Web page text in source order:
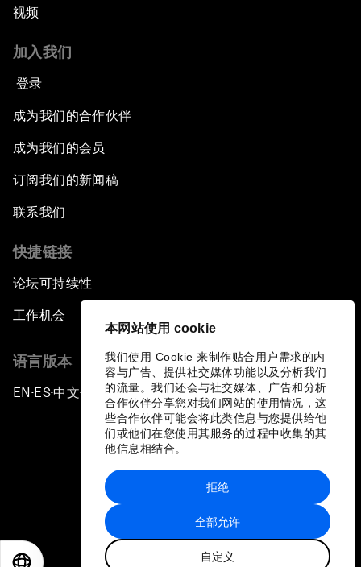
本网站使用 cookie
我们使用 Cookie 来制作贴合用户需求的内
容与广告、提供社交媒体功能以及分析我们
的流量。我们还会与社交媒体、广告和分析
合作伙伴分享您对我们网站的使用情况，这
些合作伙伴可能会将此类信息与您提供给他
们或他们在您使用其服务的过程中收集的其
他信息相结合。
全部允许
自定义
拒绝
视频
加入我们
登录
成为我们的合作伙伴
成为我们的会员
订阅我们的新闻稿
联系我们
快捷链接
论坛可持续性
工作机会
语言版本
EN ▪ ES▪中文▪ 日本語
站点地图
世界经济论坛